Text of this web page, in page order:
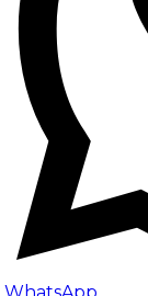
WhatsApp